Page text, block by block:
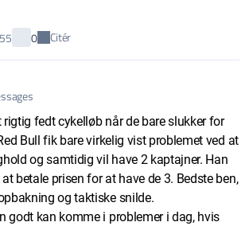
0 Citér
rigtig fedt cykelløb når de bare slukker for
Bull fik bare virkelig vist problemet ved at
og samtidig vil have 2 kaptajner. Han
betale prisen for at have de 3. Bedste ben,
og taktiske snilde.
godt kan komme i problemer i dag, hvis